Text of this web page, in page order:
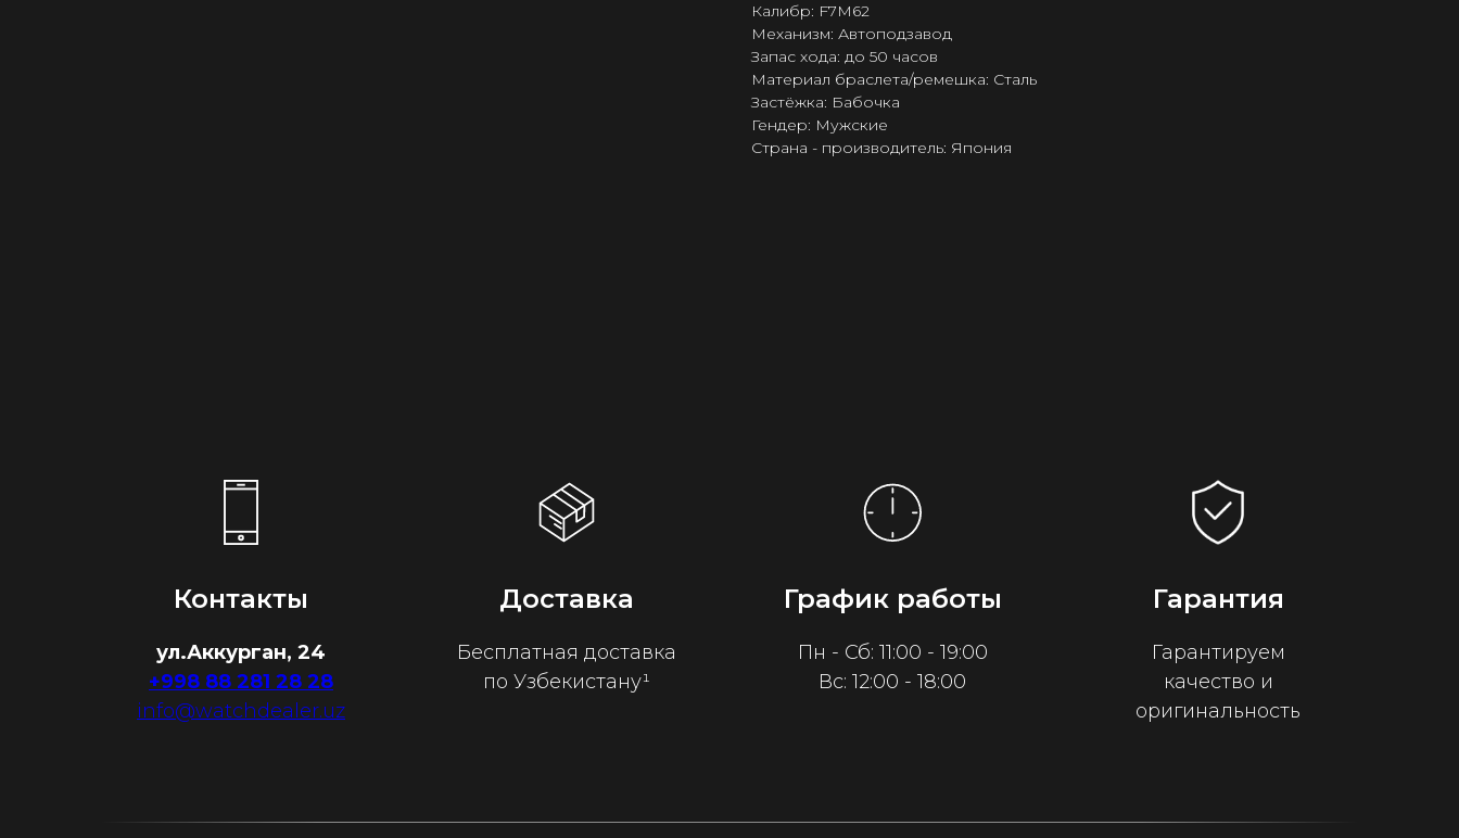
Калибр: F7M62
Механизм: Автоподзавод
Запас хода: до 50 часов
Материал браслета/ремешка: Сталь
Застёжка: Бабочка
Гендер: Мужские
Страна - производитель: Япония
Контакты
ул.Аккурган, 24
+998 88 281 28 28
info@watchdealer.uz
Доставка
Бесплатная доставка
по Узбекистану¹
График работы
Пн - Сб: 11:00 - 19:00
Вс: 12:00 - 18:00
Гарантия
Гарантируем
качество и
оригинальность